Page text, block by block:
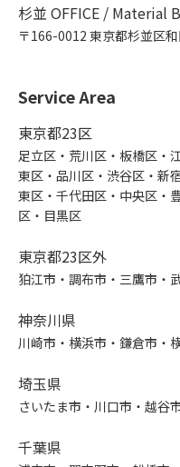
杉並 OFFICE / Material
〒166-0012 東京都杉並区
Service Area
東京都23区
足立区・荒川区・板橋区・
東区・品川区・渋谷区・新
東区・千代田区・中央区・
区・目黒区
東京都23区外
狛江市・調布市・三鷹市・
神奈川県
川崎市・横浜市・鎌倉市・
埼玉県
さいたま市・川口市・越谷
千葉県